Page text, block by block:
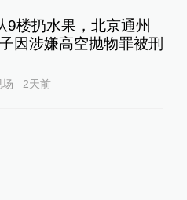
9楼扔水果，北京通州
因涉嫌高空抛物罪被刑
2天前